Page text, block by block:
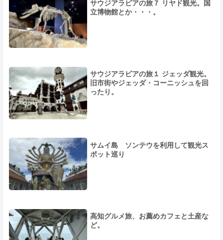
サウジアラビアの旅７ リヤド観光。国
立博物館とか・・・。
サウジアラビアの旅１ ジェッダ観光。
旧市街やジェッダ・コーニッシュを回
ったり。
サムイ島 ソンテウを利用して観光ス
ポット巡り
高知グルメ旅、お薦めカフェと土産な
ど。